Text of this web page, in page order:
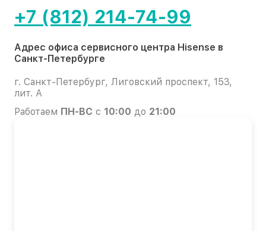
+7 (812) 214-74-99
Адрес офиса сервисного центра Hisense в
Санкт-Петербурге
г. Санкт-Петербург, Лиговский проспект, 153,
лит. А
Работаем ПН-ВС с 10:00 до 21:00